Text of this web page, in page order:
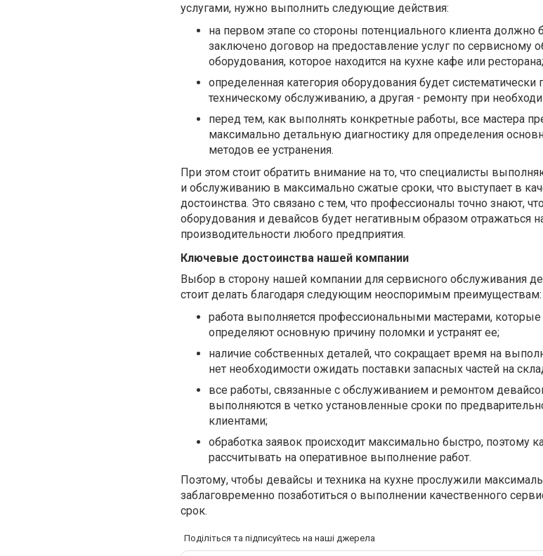
услугами, нужно выполнить следующие действия:
на первом этапе со стороны потенциального клиента должно
заключено договор на предоставление услуг по сервисному
оборудования, которое находится на кухне кафе или ресторана;
определенная категория оборудования будет
техническому обслуживанию, а другая - ремонту при
перед тем, как выполнять конкретные работы, все мастера
максимально детальную диагностику для определения
методов ее устранения.
При этом стоит обратить внимание на то, что специалисты
и обслуживанию в максимально сжатые сроки, что выступает в
достоинства. Это связано с тем, что профессионалы точно знают,
оборудования и девайсов будет негативным образом отражаться
производительности любого предприятия.
Ключевые достоинства нашей компании
Выбор в сторону нашей компании для сервисного обслуживания
стоит делать благодаря следующим неоспоримым преимуществам:
работа выполняется профессиональными мастерами,
определяют основную причину поломки и устранят ее;
наличие собственных деталей, что сокращает время на
нет необходимости ожидать поставки запасных частей на
все работы, связанные с обслуживанием и ремонтом
выполняются в четко установленные сроки по
клиентами;
обработка заявок происходит максимально быстро, поэтому
рассчитывать на оперативное выполнение работ.
Поэтому, чтобы девайсы и техника на кухне прослужили
заблаговременно позаботиться о выполнении качественного
срок.
Поділіться та підписуйтесь на наші джерела